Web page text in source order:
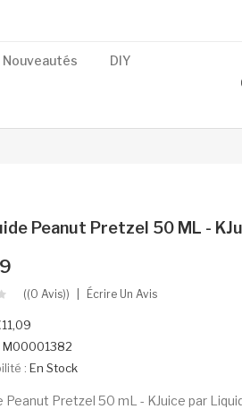
Nouveautés DIY
Peanut Pretzel 50 ML -
((0 Avis)) Écrire Un Avis
M00001382
: En Stock
Peanut Pretzel 50 mL - KJuice par